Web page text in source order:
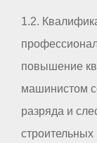
1.2.
повышение
машинистом
разряда и